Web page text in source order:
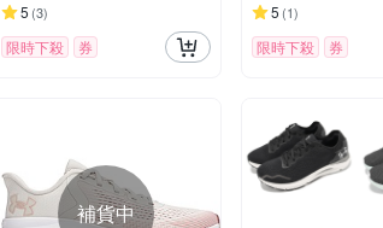
5 (3)
限時下殺 券
5 (1)
限時下殺 券
補貨中